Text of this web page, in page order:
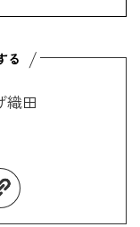
織田